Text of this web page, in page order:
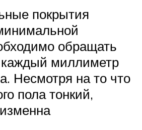
покрытия
обращать
миллиметр
Несмотря на то что
пола тонкий,